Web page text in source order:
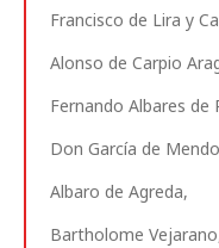
Francisco de Lira y
Alonso de Carpio
Fernando Albares de
Don García de
Albaro de Agreda,
Bartholome